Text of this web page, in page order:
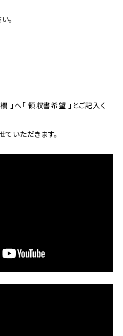
。
」へ「 領収書希望 」とご記入く
ていただきます。